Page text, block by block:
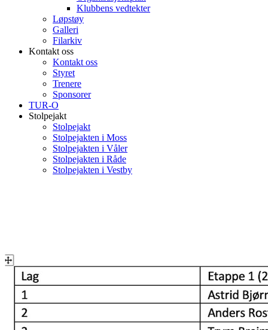
Klubbens vedtekter
Løpstøy
Galleri
Filarkiv
Kontakt oss
Kontakt oss
Styret
Trenere
Sponsorer
TUR-O
Stolpejakt
Stolpejakt
Stolpejakten i Moss
Stolpejakten i Våler
Stolpejakten i Råde
Stolpejakten i Vestby